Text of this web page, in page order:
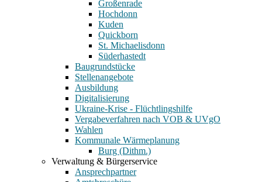
Großenrade
Hochdonn
Kuden
Quickborn
St. Michaelisdonn
Süderhastedt
Baugrundstücke
Stellenangebote
Ausbildung
Digitalisierung
Ukraine-Krise - Flüchtlingshilfe
Vergabeverfahren nach VOB & UVgO
Wahlen
Kommunale Wärmeplanung
Burg (Dithm.)
Verwaltung & Bürgerservice
Ansprechpartner